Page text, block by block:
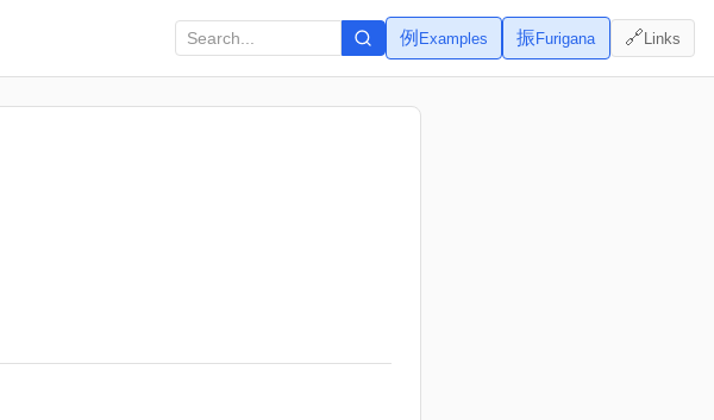
例 Examples 振Furigana 🔗Links